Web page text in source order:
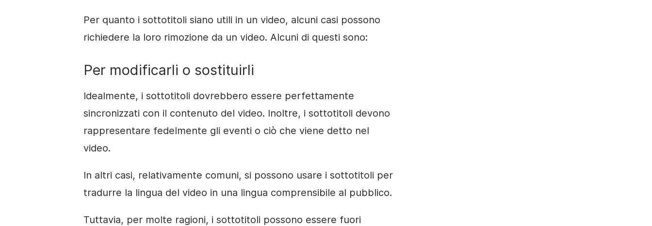
Per quanto i sottotitoli siano utili in un video, alcuni casi possono
richiedere la loro rimozione da un video. Alcuni di questi sono:
Per modificarli o sostituirli
Idealmente, i sottotitoli dovrebbero essere perfettamente
sincronizzati con il contenuto del video. Inoltre, i sottotitoli devono
rappresentare fedelmente gli eventi o ciò che viene detto nel
video.
In altri casi, relativamente comuni, si possono usare i sottotitoli per
tradurre la lingua del video in una lingua comprensibile al pubblico.
Tuttavia, per molte ragioni, i sottotitoli possono essere fuori